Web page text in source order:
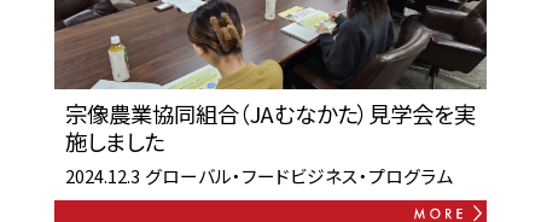
宗像農業協同組合（JAむなかた）見学会を実
施しました
2024.12.3 グローバル・フードビジネス・プログラム